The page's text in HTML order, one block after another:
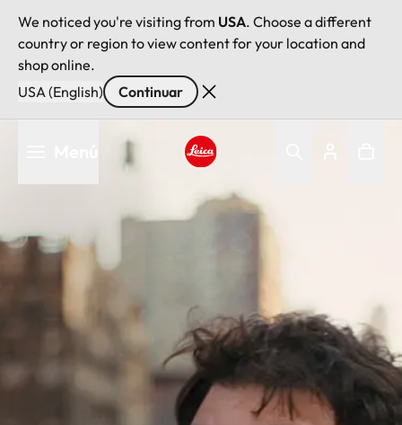
We noticed you're visiting from USA. Choose a different
country or region to view content for your location and
shop online.
USA (English)
Continuar